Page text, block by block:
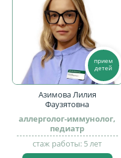
прием
детей
Азимова Лилия
Фаузятовна
аллерголог-иммунолог,
педиатр
стаж работы: 5 лет